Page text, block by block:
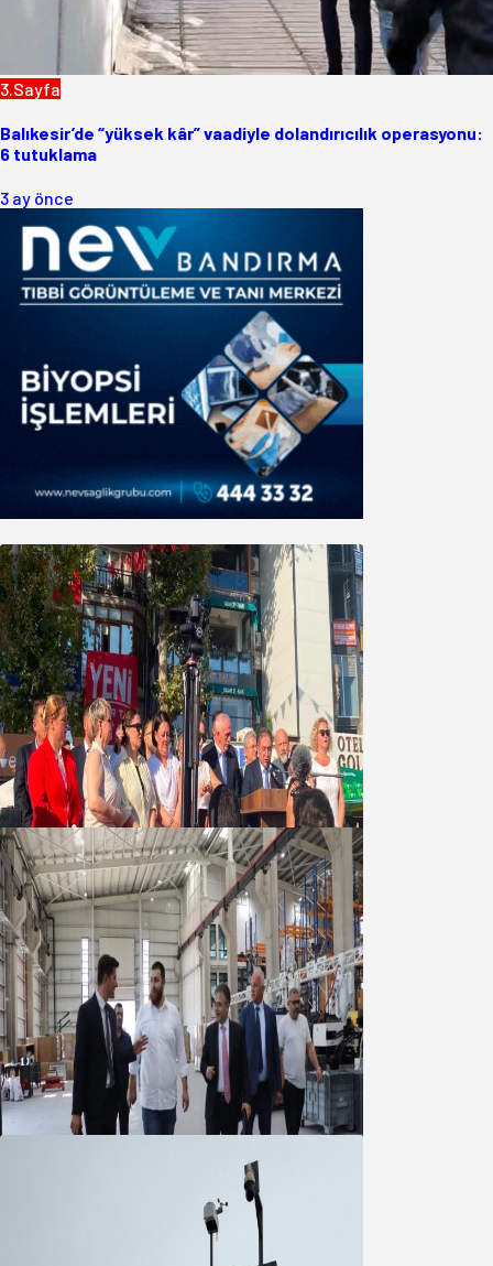
3.Sayfa
Balıkesir’de “yüksek kâr” vaadiyle dolandırıcılık operasyonu:
6 tutuklama
3 ay önce
Yeni Parti Bandırma Teşkilatı kuruldu
06 Ağustos 2026
Marmara OSB Müteşebbis Heyeti
Toplantısı gerçekleştirildi
05 Ağustos 2026